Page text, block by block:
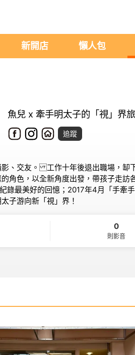
新開店 懶人包
魚兒 x 牽手明太子的「視」界
追蹤
、交友。 工作十年後退出職場，缷
角色，以全新角度出發，帶孩子走訪
錄最美好的回憶；2017年4月「手牽
子游向新「視」界！
0
則影音